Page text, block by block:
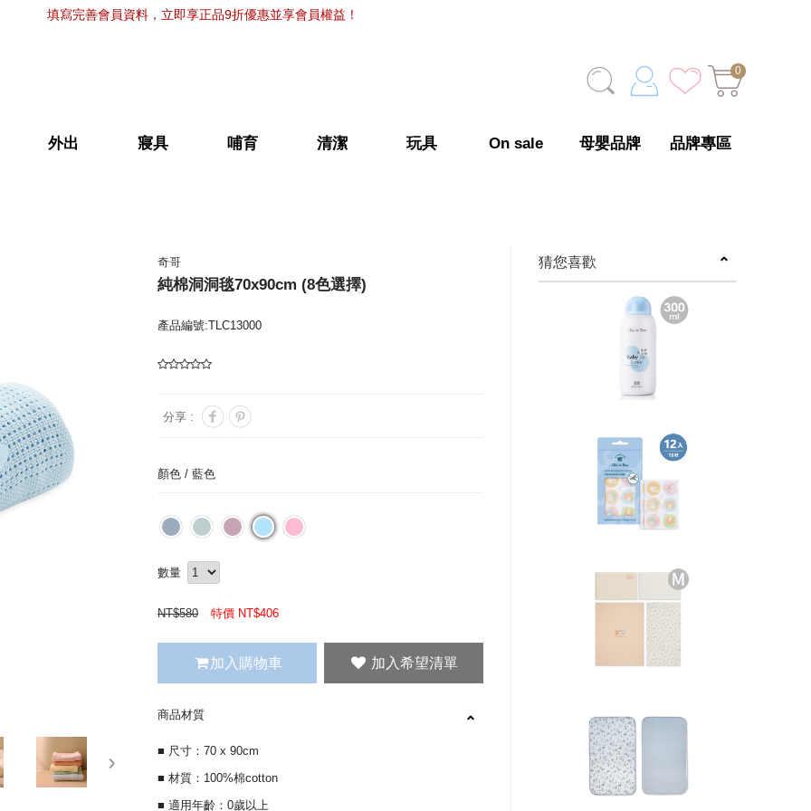
填寫完善會員資料，立即享正品9折優惠並享會員權益！
0
外出 寢具 哺育 清潔 玩具 On sale 母嬰品牌 品牌專區
next
奇哥
純棉洞洞毯70x90cm (8色選擇)
產品編號:TLC13000
分享 :
顏色 / 藍色
數量
NT$580 特價 NT$406
加入購物車
商品材質
■ 尺寸：70 x 90cm
■ 材質：100%棉cotton
■ 適用年齡：0歲以上
猜您喜歡